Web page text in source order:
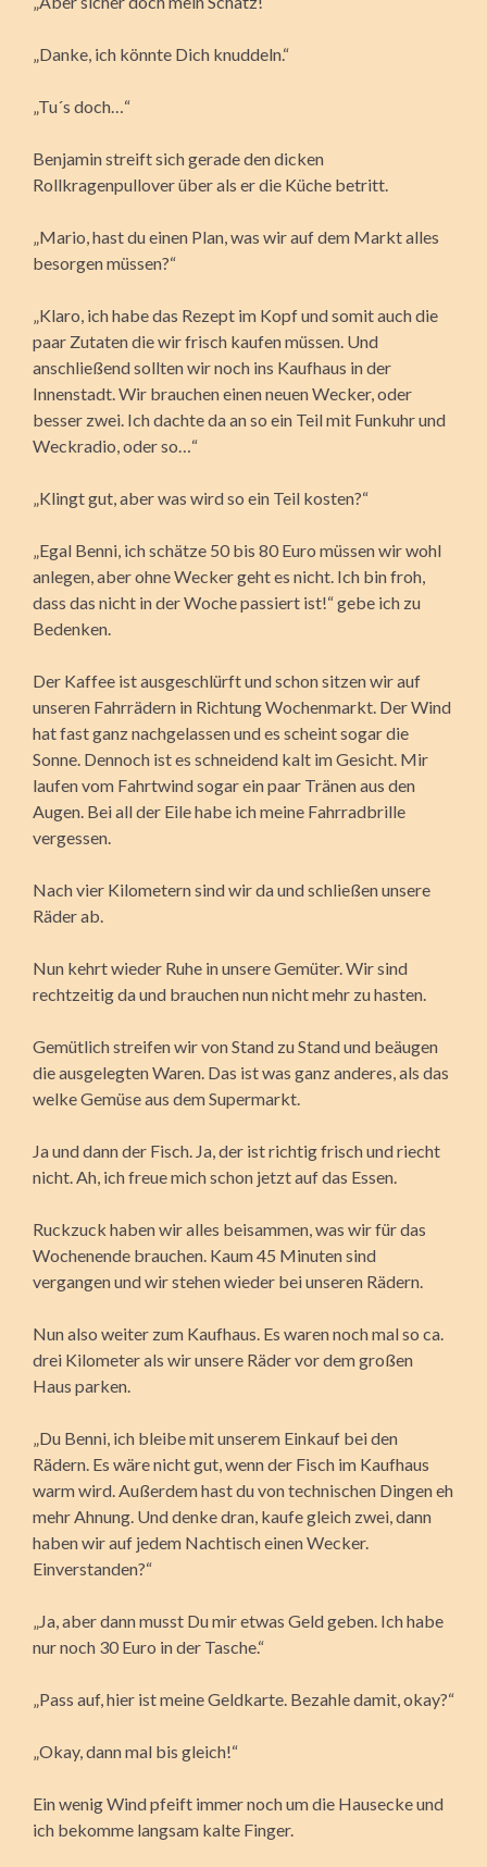
„Danke, ich könnte Dich knuddeln.“
„Tu´s doch…“
Benjamin streift sich gerade den dicken
Rollkragenpullover über als er die Küche betritt.
„Mario, hast du einen Plan, was wir auf dem Markt alles
besorgen müssen?“
„Klaro, ich habe das Rezept im Kopf und somit auch die
paar Zutaten die wir frisch kaufen müssen. Und
anschließend sollten wir noch ins Kaufhaus in der
Innenstadt. Wir brauchen einen neuen Wecker, oder
besser zwei. Ich dachte da an so ein Teil mit Funkuhr und
Weckradio, oder so…“
„Klingt gut, aber was wird so ein Teil kosten?“
„Egal Benni, ich schätze 50 bis 80 Euro müssen wir wohl
anlegen, aber ohne Wecker geht es nicht. Ich bin froh,
dass das nicht in der Woche passiert ist!“ gebe ich zu
Bedenken.
Der Kaffee ist ausgeschlürft und schon sitzen wir auf
unseren Fahrrädern in Richtung Wochenmarkt. Der Wind
hat fast ganz nachgelassen und es scheint sogar die
Sonne. Dennoch ist es schneidend kalt im Gesicht. Mir
laufen vom Fahrtwind sogar ein paar Tränen aus den
Augen. Bei all der Eile habe ich meine Fahrradbrille
vergessen.
Nach vier Kilometern sind wir da und schließen unsere
Räder ab.
Nun kehrt wieder Ruhe in unsere Gemüter. Wir sind
rechtzeitig da und brauchen nun nicht mehr zu hasten.
Gemütlich streifen wir von Stand zu Stand und beäugen
die ausgelegten Waren. Das ist was ganz anderes, als das
welke Gemüse aus dem Supermarkt.
Ja und dann der Fisch. Ja, der ist richtig frisch und riecht
nicht. Ah, ich freue mich schon jetzt auf das Essen.
Ruckzuck haben wir alles beisammen, was wir für das
Wochenende brauchen. Kaum 45 Minuten sind
vergangen und wir stehen wieder bei unseren Rädern.
Nun also weiter zum Kaufhaus. Es waren noch mal so ca.
drei Kilometer als wir unsere Räder vor dem großen
Haus parken.
„Du Benni, ich bleibe mit unserem Einkauf bei den
Rädern. Es wäre nicht gut, wenn der Fisch im Kaufhaus
warm wird. Außerdem hast du von technischen Dingen eh
mehr Ahnung. Und denke dran, kaufe gleich zwei, dann
haben wir auf jedem Nachtisch einen Wecker.
Einverstanden?“
„Ja, aber dann musst Du mir etwas Geld geben. Ich habe
nur noch 30 Euro in der Tasche.“
„Pass auf, hier ist meine Geldkarte. Bezahle damit, okay?“
„Okay, dann mal bis gleich!“
Ein wenig Wind pfeift immer noch um die Hausecke und
ich bekomme langsam kalte Finger.